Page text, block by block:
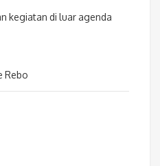
kegiatan di luar agenda
Rebo